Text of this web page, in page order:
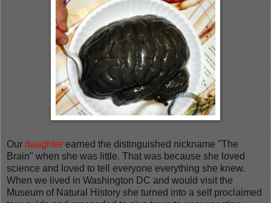
Our daughter earned the distinguished nickname "The
Brain" when she was little. That was because she loved
science and loved to tell everyone everything she knew.
When we lived in Washington DC and would visit the
Museum of Natural History she turned into a self proclaimed